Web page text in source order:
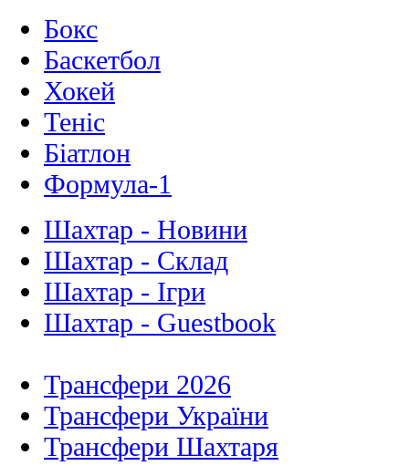
Бокс
Баскетбол
Хокей
Теніс
Біатлон
Формула-1
Шахтар - Новини
Шахтар - Склад
Шахтар - Ігри
Шахтар - Guestbook
Трансфери 2026
Трансфери України
Трансфери Шахтаря